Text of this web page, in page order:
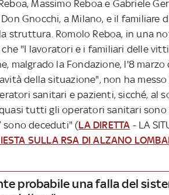
Massimo Reboa e Gabriele
Gnocchi, a Milano, e il familiare
struttura. Romolo Reboa, in una
"I lavoratori e i familiari delle
malgrado la Fondazione, l'8 marzo
della situazione", non ha
sanitari e pazienti, sicché, al
tutti gli operatori sanitari
sono deceduti" (LA DIRETTA - LA
SULLA RSA DI ALZANO
probabile una falla del